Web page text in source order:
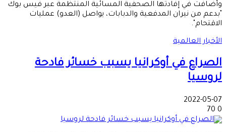
وأضافت في إفادتها الصحفية المسائية المنتظمة عبر فيس بوك
"بدعم من نيران المدفعية والدبابات، يواصل (العدو) عمليات
الاقتحام".
الأخبار العالمية
الصراع في أوكرانيا يسبب خسائر فادحة
لروسيا
2022-05-07
0